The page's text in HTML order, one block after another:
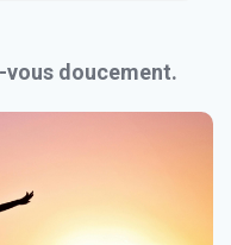
doucement.